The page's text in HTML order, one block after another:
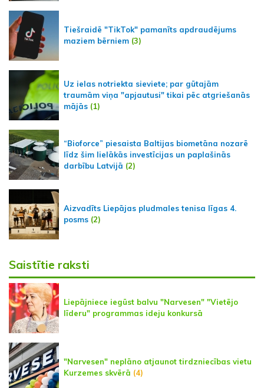
Tiešraidē "TikTok" pamanīts apdraudējums
maziem bērniem (3)
Uz ielas notriekta sieviete; par gūtajām
traumām viņa "apjautusi" tikai pēc atgriešanās
mājās (1)
“Bioforce” piesaista Baltijas biometāna nozarē
līdz šim lielākās investīcijas un paplašinās
darbību Latvijā (2)
Aizvadīts Liepājas pludmales tenisa līgas 4.
posms (2)
Saistītie raksti
Liepājniece iegūst balvu "Narvesen" "Vietējo
līderu" programmas ideju konkursā
"Narvesen" neplāno atjaunot tirdzniecības vietu
Kurzemes skvērā (4)